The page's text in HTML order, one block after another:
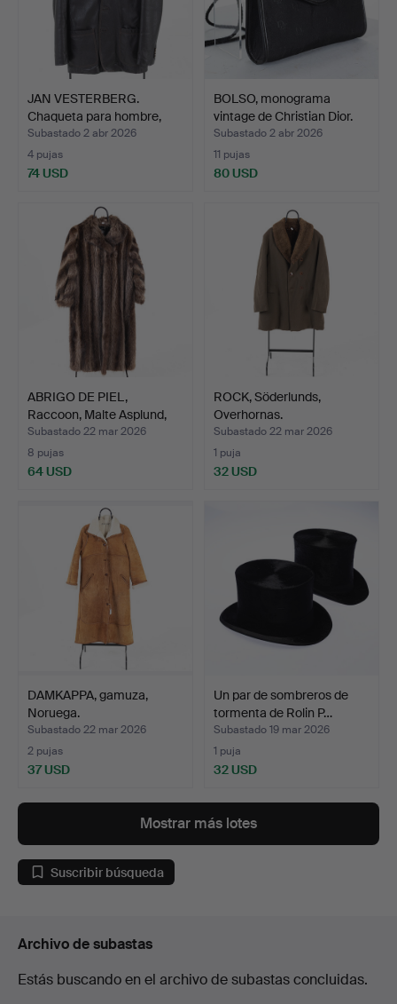
JAN VESTERBERG.
Chaqueta para hombre,
piel…
Subastado 2 abr 2026
4 pujas
74 USD
BOLSO, monograma
vintage de Christian Dior.
Subastado 2 abr 2026
11 pujas
80 USD
ABRIGO DE PIEL,
Raccoon, Malte Asplund,
Gä…
Subastado 22 mar 2026
8 pujas
64 USD
ROCK, Söderlunds,
Overhornas.
Subastado 22 mar 2026
1 puja
32 USD
DAMKAPPA, gamuza,
Noruega.
Subastado 22 mar 2026
2 pujas
37 USD
Un par de sombreros de
tormenta de Rolin P…
Subastado 19 mar 2026
1 puja
32 USD
Mostrar más lotes
Suscribir búsqueda
Archivo de subastas
Estás buscando en el archivo de subastas concluidas.